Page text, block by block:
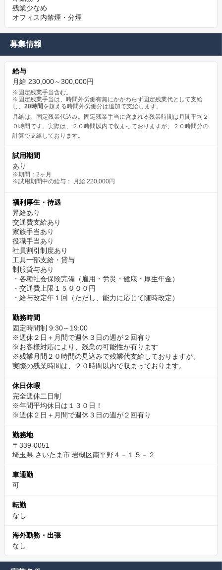
残業少なめ
オフィス内禁煙・分煙
募集情報
給与
月給 230,000～300,000円
※固定残業手当含む。
※固定残業手当は、時間外労働有無にかかわらず固定残業代として支給
し、 20時間を超える時間外労働分は追加で支給します。
月給は、固定残業代込み。固定残業手当に含まれる残業時間は月間平均２
０時間です。実際は、２０時間以内で収まっておりますが、２０時間分の
計算で支給しております。
試用期間
あり
※期間：2ヶ月
※試用期間中の給与： 月給 220,000円
福利厚生・待遇
昇給あり
交通費支給あり
家族手当あり
役職手当あり
社員割引制度あり
工具一部支給・貸与
制服貸与あり
・各種社会保険完備（雇用・労災・健康・厚生年金）
・交通費上限１５０００円
・給与改定年１回（ただし、能力に応じて随時改定）
勤務時間
固定時間制 9:30～19:00
※週休２日＋月間で週休３日の週が２回有り
※お客様対応により、残業の可能性が有ります
※残業月間２０時間の見込みで残業代支給しておりますが、
実際の残業時間は、２０時間以内で収まっております。
休日休暇
完全週休二日制
※年間平均休日は１３０日！
※週休２日＋月間で週休３日の週が２回有り
勤務地
〒339-0051
埼玉県 さいたま市 岩槻区南平野４－１５－２
車通勤
可
転勤
なし
海外勤務・出張
なし